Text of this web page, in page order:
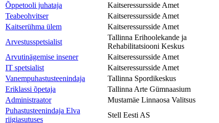
Õppetooli juhataja
Kaitseressursside Amet
Teabeohvitser
Kaitseressursside Amet
Kaitserühma ülem
Kaitseressursside Amet
Arvestusspetsialist
Tallinna Erihoolekande ja
Rehabilitatsiooni Keskus
Arvutinägemise insener
Kaitseressursside Amet
IT spetsialist
Kaitseressursside Amet
Vanempuhastusteenindaja
Tallinna Spordikeskus
Eriklassi õpetaja
Tallinna Arte Gümnaasium
Administraator
Mustamäe Linnaosa Valitsus
Puhastusteenindaja Elva
riigiasutuses
Stell Eesti AS